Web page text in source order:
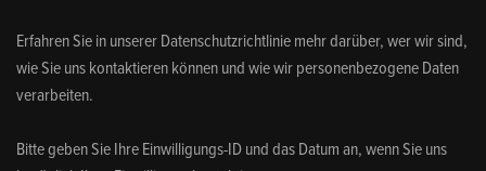
Erfahren Sie in unserer Datenschutzrichtlinie mehr darüber, wer wir sind,
wie Sie uns kontaktieren können und wie wir personenbezogene Daten
verarbeiten.
Bitte geben Sie Ihre Einwilligungs-ID und das Datum an, wenn Sie uns